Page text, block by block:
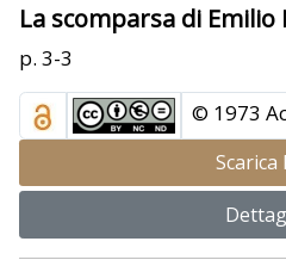
La scomparsa di Emilio
p. 3-3
© 1973
Scarica